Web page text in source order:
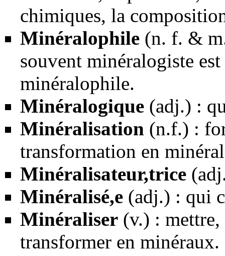
chimiques, la
Minéralophile (n. f. &
souvent minéralogiste
minéralophile.
Minéralogique (adj.) :
Minéralisation (n.f.) :
transformation en
Minéralisateur,trice
Minéralisé,e (adj.) : qui
Minéraliser (v.) :
transformer en minéraux.